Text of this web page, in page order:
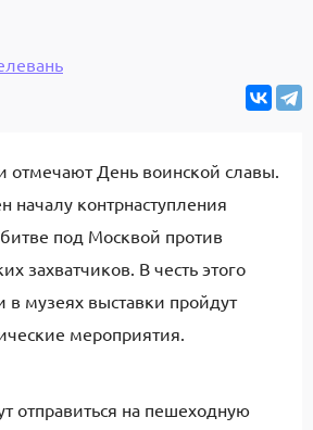
отмечают День воинской славы.
началу контрнаступления
под Москвой против
захватчиков. В честь этого
музеях выставки пройдут
мероприятия.
отправиться на пешеходную